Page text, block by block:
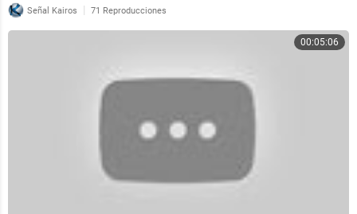
Señal Kairos | 71 Reproducciones
00:05:06